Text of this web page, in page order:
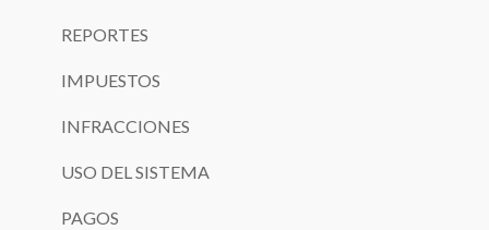
REPORTES
IMPUESTOS
INFRACCIONES
USO DEL SISTEMA
PAGOS